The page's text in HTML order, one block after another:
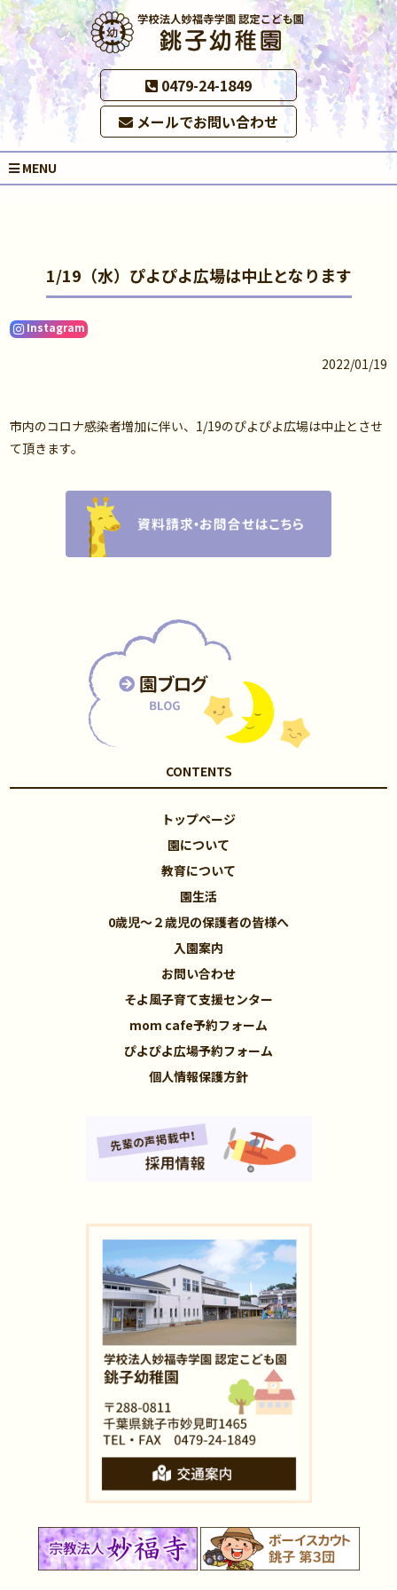
0479-24-1849
メールでお問い合わせ
MENU
1/19（水）ぴよぴよ広場は中止となります
Instagram
2022/01/19
市内のコロナ感染者増加に伴い、1/19のぴよぴよ広場は中止とさせ
て頂きます。
CONTENTS
トップページ
園について
教育について
園生活
0歳児～２歳児の保護者の皆様へ
入園案内
お問い合わせ
そよ風子育て支援センター
mom cafe予約フォーム
ぴよぴよ広場予約フォーム
個人情報保護方針